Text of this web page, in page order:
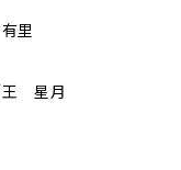
里
王 星月